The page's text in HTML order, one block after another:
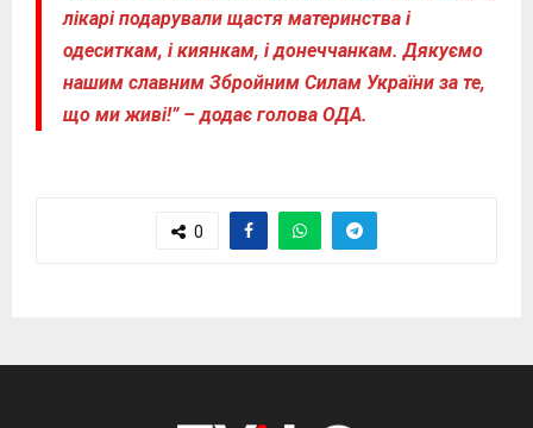
лікарі подарували щастя материнства і
одеситкам, і киянкам, і донеччанкам. Дякуємо
нашим славним Збройним Силам України за те,
що ми живі!” – додає голова ОДА.
0